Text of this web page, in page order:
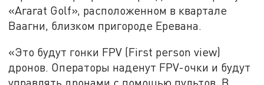
«Ararat Golf», расположенном в квартале
Ваагни, близком пригороде Еревана.
«Это будут гонки FPV (First person view)
дронов. Операторы наденут FPV-очки и будут